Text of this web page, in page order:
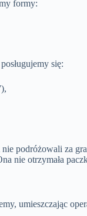
formy:
posługujemy się:
podróżowali za
nie otrzymała
umieszczając